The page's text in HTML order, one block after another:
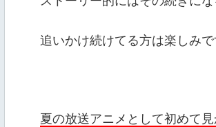
追いかけ続けてる方は楽しみで
夏の放送アニメとして初めて